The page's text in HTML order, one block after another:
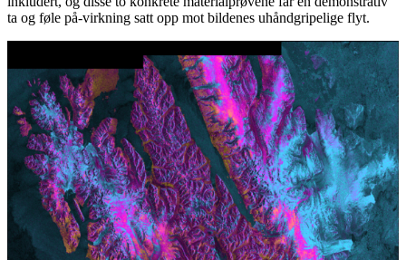
ta og føle på-virkning satt opp mot bildenes uhåndgripelige flyt.